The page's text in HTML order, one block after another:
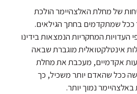
של מחלת האלצהיימר הולכת
ככל שמתקדמים בחתך הגילאים.
העדויות המחקריות הנמצאות בידינו
אינטלקטואלית מוגברת שבאה
אקדמיים, מעכבת את מחלת
ככל שהאדם יותר משכיל, כך
באלצהיימר נמוך יותר.